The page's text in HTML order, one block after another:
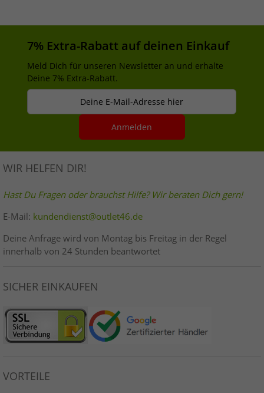
7% Extra-Rabatt auf deinen Einkauf
Meld Dich für unseren Newsletter an und erhalte
Deine 7% Extra-Rabatt.
Deine E-Mail-Adresse hier
Anmelden
WIR HELFEN DIR!
Hast Du Fragen oder brauchst Hilfe? Wir beraten Dich gern!
E-Mail: kundendienst@outlet46.de
Deine Anfrage wird von Montag bis Freitag in der Regel
innerhalb von 24 Stunden beantwortet
SICHER EINKAUFEN
VORTEILE